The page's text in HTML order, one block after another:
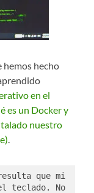
hemos hecho
en el
es un Docker y
nuestro
.
que mi
teclado. No